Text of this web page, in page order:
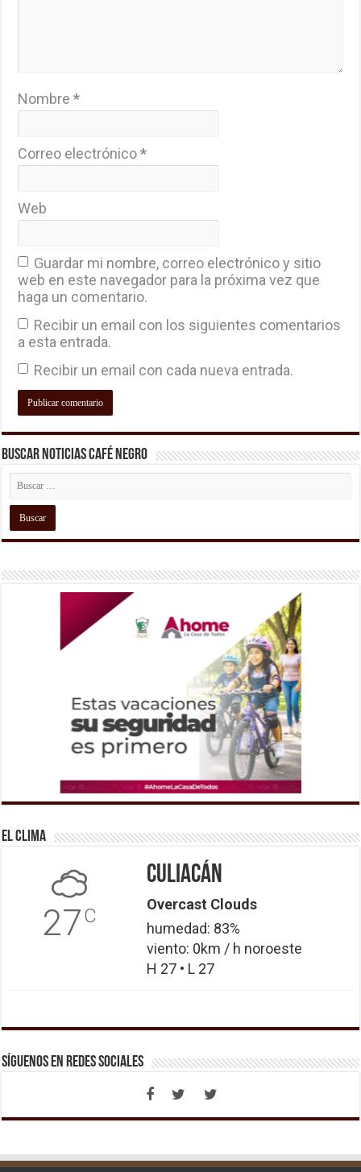
Nombre*
Correo electrónico*
Web
Guardar mi nombre, correo electrónico y sitio
web en este navegador para la próxima vez que
haga un comentario.
Recibir un email con los siguientes comentarios
a esta entrada.
Recibir un email con cada nueva entrada.
Buscar Noticias Café Negro
El Clima
27C
Culiacán
Overcast Clouds
humedad: 83%
viento: 0km / h noroeste
H 27 • L 27
Síguenos en Redes Sociales